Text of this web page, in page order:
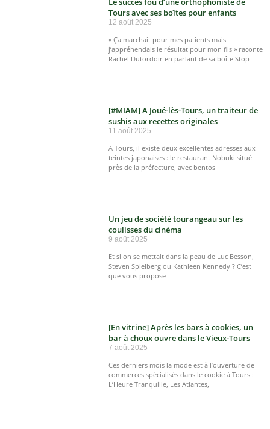
Tours avec ses boîtes pour enfants
12 août 2025
« Ça marchait pour mes patients mais
j’appréhendais le résultat pour mon fils » raconte
Rachel Dutordoir en parlant de sa boîte Stop
[#MIAM] A Joué-lès-Tours, un traiteur de
sushis aux recettes originales
11 août 2025
A Tours, il existe deux excellentes adresses aux
teintes japonaises : le restaurant Nobuki situé
près de la préfecture, avec bentos
Un jeu de société tourangeau sur les
coulisses du cinéma
9 août 2025
Et si on se mettait dans la peau de Luc Besson,
Steven Spielberg ou Kathleen Kennedy ? C’est
que vous propose
[En vitrine] Après les bars à cookies, un
bar à choux ouvre dans le Vieux-Tours
7 août 2025
Ces derniers mois la mode est à l’ouverture de
commerces spécialisés dans le cookie à Tours :
L’Heure Tranquille, Les Atlantes,